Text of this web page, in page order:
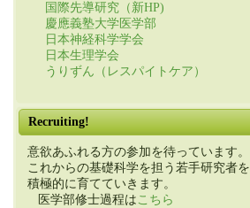
国際先導研究（新HP)
慶應義塾大学医学部
日本神経科学学会
日本生理学会
うりずん（レスパイトケア）
Recruiting!
意欲あふれる方の参加を待っています。
これからの基礎科学を担う若手研究者を
積極的に育てていきます。
医学部修士過程は こちら